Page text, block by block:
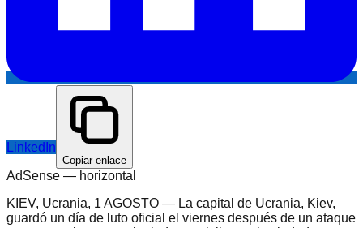
LinkedIn
Copiar enlace
AdSense — horizontal
KIEV, Ucrania, 1 AGOSTO — La capital de Ucrania, Kiev,
guardó un día de luto oficial el viernes después de un ataque